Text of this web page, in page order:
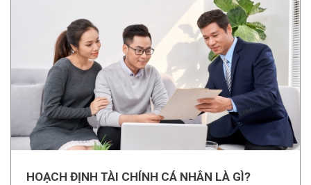
HOẠCH ĐỊNH TÀI CHÍNH CÁ NHÂN LÀ GÌ?